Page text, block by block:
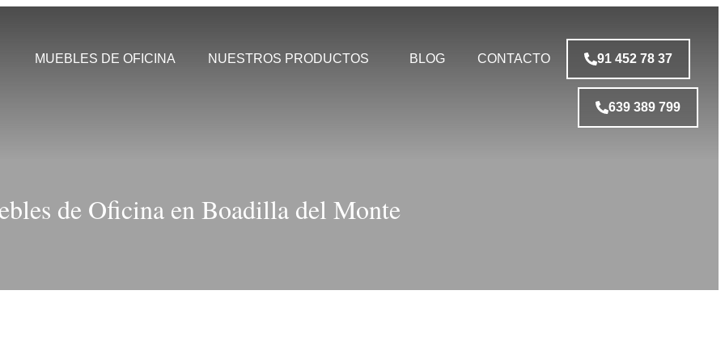
MUEBLES DE OFICINA NUESTROS PRODUCTOS BLOG CONTACTO 91 452 78 37
639 389 799
de Oficina en Boadilla del Monte